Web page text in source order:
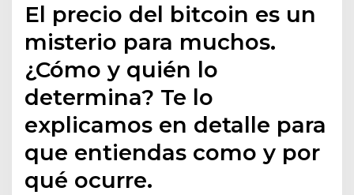
El precio del bitcoin es un
misterio para muchos.
¿Cómo y quién lo
determina? Te lo
explicamos en detalle para
que entiendas como y por
qué ocurre.